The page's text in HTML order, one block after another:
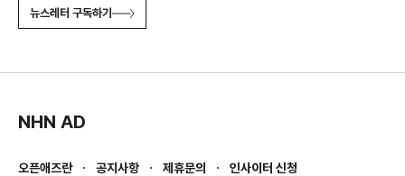
뉴스레터 구독하기
NHN AD
오픈애즈란 공지사항 제휴문의
인사이터 신청